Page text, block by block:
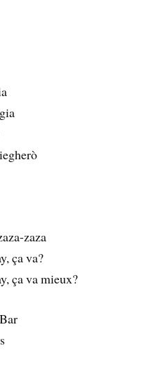
zaza
ça va?
ça va mieux?